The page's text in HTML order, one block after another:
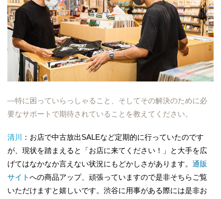
―特に困っていらっしゃること、そしてその解決のために必
要なサポートで期待されていることを教えてください。
清川
：お店で中古放出SALEなど定期的に行っていたのです
が、現状を踏まえると「お店に来てください！」と大手を広
げてはなかなか言えない状況にもどかしさがあります。 通販
サイトへの商品アップ、頑張っていますので是非そちらご覧
いただけますと嬉しいです。渋谷に用事がある際には是非お